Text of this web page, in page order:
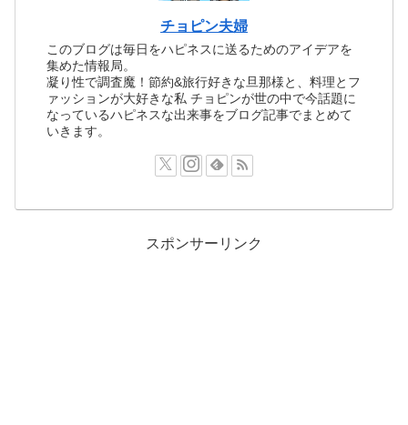
チョピン夫婦
このブログは毎日をハピネスに送るためのアイデアを
集めた情報局。
凝り性で調査魔！節約&旅行好きな旦那様と、料理とフ
ァッションが大好きな私 チョピンが世の中で今話題に
なっているハピネスな出来事をブログ記事でまとめて
いきます。
スポンサーリンク